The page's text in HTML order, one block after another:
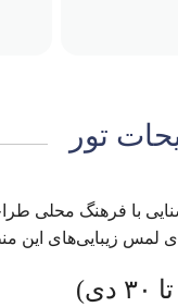
تور
و آشنایی با فرهنگ
لمس زیبایی‌های این